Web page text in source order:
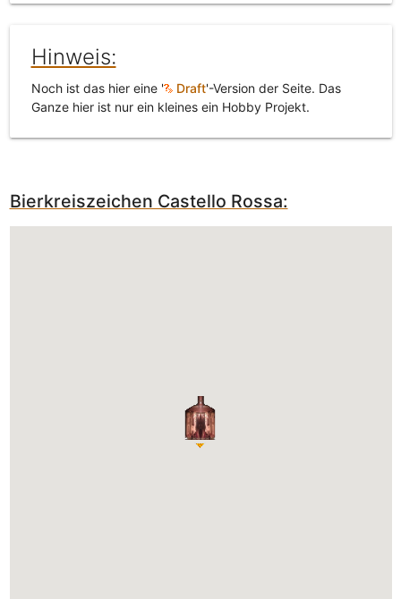
Hinweis:
Noch ist das hier eine ' Draft'-Version der Seite. Das
Ganze hier ist nur ein kleines ein Hobby Projekt.
Bierkreiszeichen Castello Rossa: